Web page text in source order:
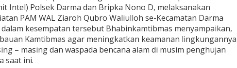
b
r
o
W
a
i
u
Intel) Polsek Darma dan Bripka Nono D, melaksanakan
PAM WAL Ziaroh Qubro Waliulloh se-Kecamatan Darma
kesempatan tersebut Bhabinkamtibmas menyampaikan,
Kamtibmas agar meningkatkan keamanan lingkungannya
– masing dan waspada bencana alam di musim penghujan
saat ini.